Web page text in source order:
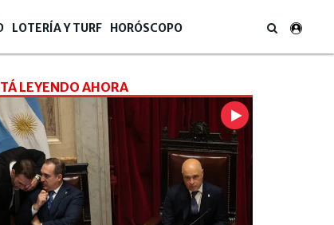
LOTERÍA Y TURF HORÓSCOPO
LEYENDO AHORA